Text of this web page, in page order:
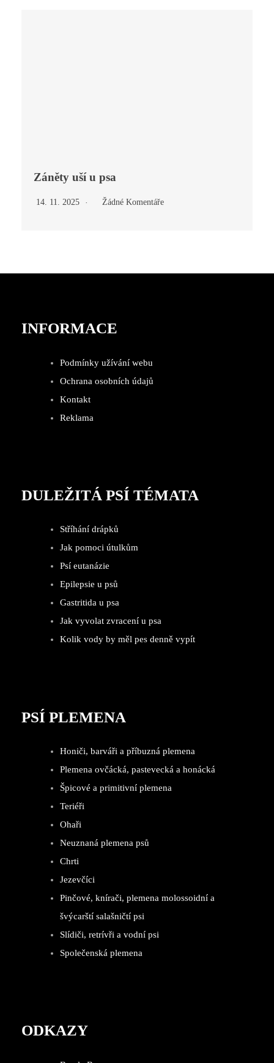
Záněty uší u psa
14. 11. 2025 Žádné Komentáře
INFORMACE
Podmínky užívání webu
Ochrana osobních údajů
Kontakt
Reklama
DULEŽITÁ PSÍ TÉMATA
Stříhání drápků
Jak pomoci útulkům
Psí eutanázie
Epilepsie u psů
Gastritida u psa
Jak vyvolat zvracení u psa
Kolik vody by měl pes denně vypít
PSÍ PLEMENA
Honiči, barváři a příbuzná plemena
Plemena ovčácká, pastevecká a honácká
Špicové a primitivní plemena
Teriéři
Ohaři
Neuznaná plemena psů
Chrti
Jezevčíci
Pinčové, knírači, plemena molossoidní a
švýcarští salašničtí psi
Slídiči, retrívři a vodní psi
Společenská plemena
ODKAZY